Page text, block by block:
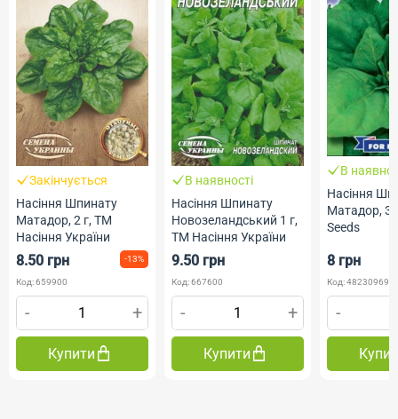
Закінчується
Насіння Шпинату
Матадор, 2 г, ТМ
Насіння України
8.50 грн -13%
Код: 659900
- +
Купити
В наявності
Насіння Шпинату
Новозеландський 1 г,
ТМ Насіння України
9.50 грн
Код: 667600
- +
Купити
В
Насіння
Матадор, 3
Seeds
8 грн
Код:
-